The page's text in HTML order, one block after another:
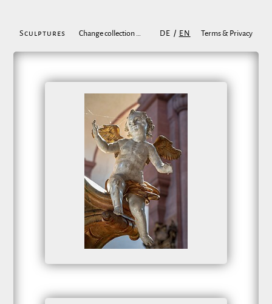
DE / EN Terms & Privacy
Sculptures Change collection …